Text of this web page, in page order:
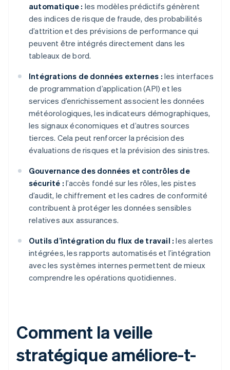
automatique : les modèles prédictifs génèrent
des indices de risque de fraude, des probabilités
d’attrition et des prévisions de performance qui
peuvent être intégrés directement dans les
tableaux de bord.
Intégrations de données externes : les interfaces
de programmation d’application (API) et les
services d’enrichissement associent les données
météorologiques, les indicateurs démographiques,
les signaux économiques et d’autres sources
tierces. Cela peut renforcer la précision des
évaluations de risques et la prévision des sinistres.
Gouvernance des données et contrôles de
sécurité : l’accès fondé sur les rôles, les pistes
d’audit, le chiffrement et les cadres de conformité
contribuent à protéger les données sensibles
relatives aux assurances.
Outils d’intégration du flux de travail : les alertes
intégrées, les rapports automatisés et l’intégration
avec les systèmes internes permettent de mieux
comprendre les opérations quotidiennes.
Comment la veille
stratégique améliore-t-